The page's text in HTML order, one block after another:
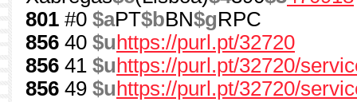
801 #0 $aPT$bBN$gRPC
856 40 $u https://purl.pt/32720
856 41 $u https://purl.pt/32720/
856 49 $u https://purl.pt/32720/